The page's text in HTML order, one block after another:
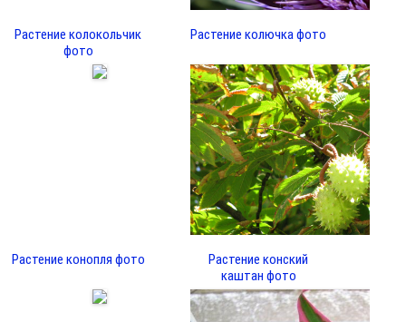
Растение колокольчик
фото
Растение колючка фото
Растение конопля фото
Растение конский
каштан фото